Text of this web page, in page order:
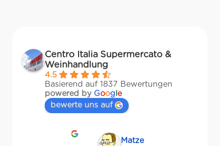
Centro Italia Supermercato &
Weinhandlung
4.5
Basierend auf 1837 Bewertungen
powered by Google
bewerte uns auf
Matze